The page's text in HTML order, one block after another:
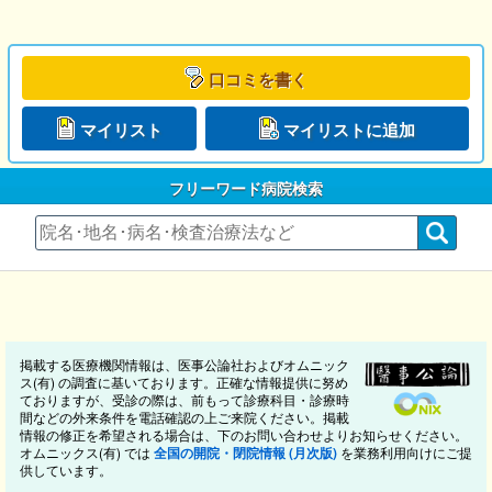
口コミを書く
マイリスト マイリストに追加
フリーワード病院検索
掲載する医療機関情報は、医事公論社およびオムニック
ス(有) の調査に基いております。正確な情報提供に努め
ておりますが、受診の際は、前もって診療科目・診療時
間などの外来条件を電話確認の上ご来院ください。掲載
情報の修正を希望される場合は、下のお問い合わせよりお知らせください。
オムニックス(有) では 全国の開院・閉院情報 (月次版) を業務利用向けにご提
供しています。